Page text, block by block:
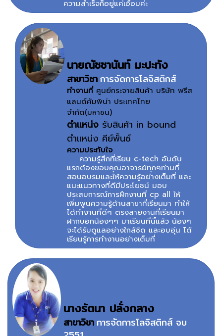
ความสำเร็จก็อยู่แค่เอื้อมค่ะ
นายณัชชานันท์ มะปะทัง
สาขาวิชาการจัดการโลจิสติกส์
ทำงานที่ศูนย์กระจายสินค้า บริษัท ฟรีส
แลนด์คัมพิน่า ประเทศไทย
จำกัด(มหาชน)
ตำแหน่ง รับสินค้า in bound
ตำแหน่ง คีย์พั้นซ์
ความประทับใจ
ความรู้สึกที่เรียน c-tech อันดับ
แรกต้องขอบคุณอาจารย์ทุกๆท่านที่
สอนอบรมและให้ความรู้อย่างเต็มที่ และ
แนะแนวทางที่ดีมีประโยชน์ มอบ
ประสบการณ์การฝึกงานที่ cp all ให้
เพิ่มพูนความรู้ด้านสาขาที่เรียนมา ทำให้
ได้ทำงานที่ดีๆ ตรงสายงานที่เรียนมา
ฝากบอกน้องๆๆ มาเรียนที่นี้แล้ว น้องๆ
จะได้รับดูแลอย่างใกล้ชิด และอบอุ่น ได้
เรียนรู้การทำงานอย่างเต็มที่
นางรัตนา ปลั่งกลาง
สาขาวิชาการจัดการโลจิสติกส์ จบ